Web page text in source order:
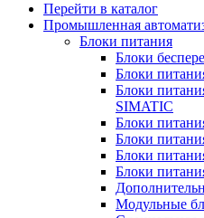
Перейти в каталог
Промышленная
Блоки питания
Блоки
Блоки
Блоки
SIMATIC
Блоки
Блоки
Блоки
Блоки
Модульные